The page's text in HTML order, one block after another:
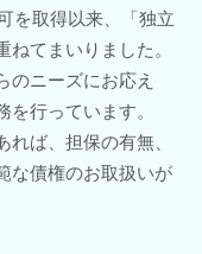
を取得以来、「独立
てまいりました。
のニーズにお応え
行っています。
ば、担保の有無、
な債権のお取扱いが